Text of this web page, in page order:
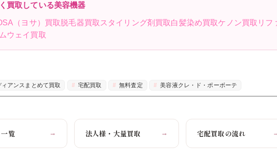
買取している美容機器
（ヨサ）買取 脱毛器買取 スタイリング剤買取白髪染め買取ケノン買取 リフ
ウェイ買取
ィアンスまとめて買取 宅配買取 無料査定 美容液クレ・ド・ポーボーテ
覧 → 法人様・大量買取 → 宅配買取の流れ